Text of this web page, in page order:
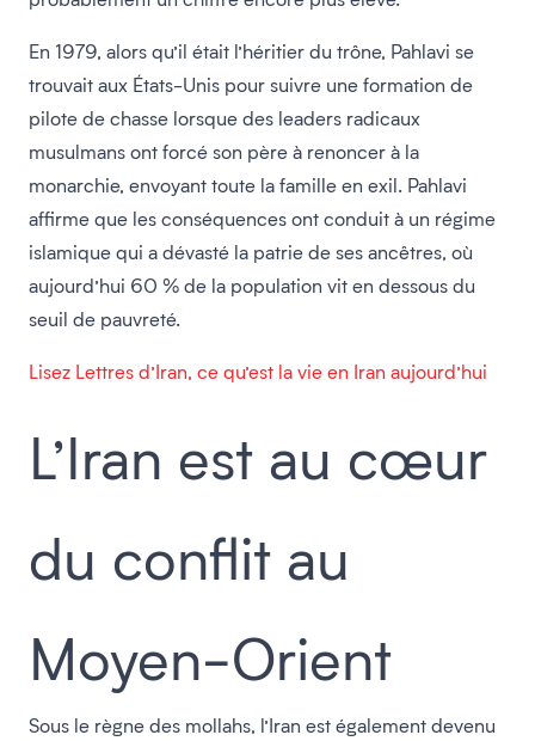
En 1979, alors qu’il était l’héritier du trône, Pahlavi se
trouvait aux États-Unis pour suivre une formation de
pilote de chasse lorsque des leaders radicaux
musulmans ont forcé son père à renoncer à la
monarchie, envoyant toute la famille en exil. Pahlavi
affirme que les conséquences ont conduit à un régime
islamique qui a dévasté la patrie de ses ancêtres, où
aujourd’hui 60 % de la population vit en dessous du
seuil de pauvreté.
Lisez Lettres d’Iran, ce qu’est la vie en Iran aujourd’hui
L’Iran est au cœur
du conflit au
Moyen-Orient
Sous le règne des mollahs, l’Iran est également devenu